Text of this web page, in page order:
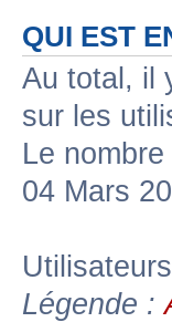
QUI EST
Au total, il
sur les
Le
04 Mars
Légende :